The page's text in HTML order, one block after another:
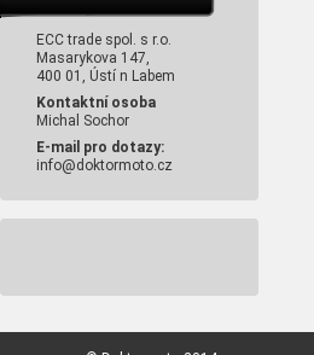
ECC trade spol. s r.o.
Masarykova 147,
400 01, Ústí n Labem
Kontaktní osoba
Michal Sochor
E-mail pro dotazy:
info@doktormoto.cz